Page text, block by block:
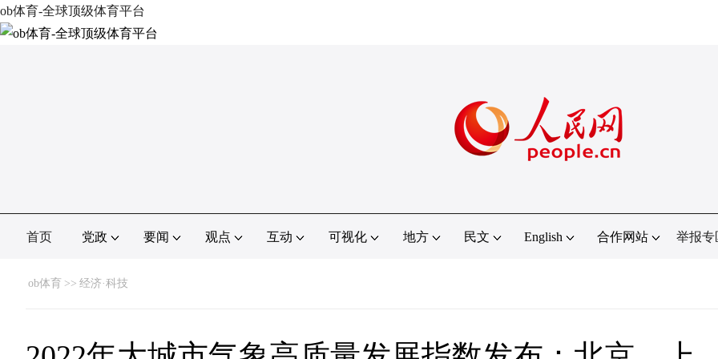
ob体育-全球顶级体育平台
首页 党政 要闻 观点 互动 可视化 地方 民文 English 合作网站 举报专
ob体育 >> 经济·科技